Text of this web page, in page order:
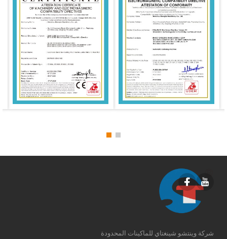
شركة وينتشو شينغتاي للماكينات المحدودة